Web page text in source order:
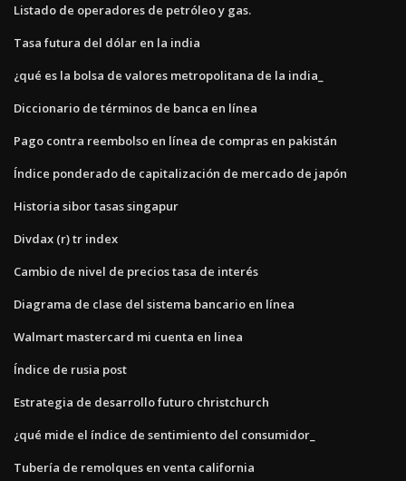
Listado de operadores de petróleo y gas.
Tasa futura del dólar en la india
¿qué es la bolsa de valores metropolitana de la india_
Diccionario de términos de banca en línea
Pago contra reembolso en línea de compras en pakistán
Índice ponderado de capitalización de mercado de japón
Historia sibor tasas singapur
Divdax (r) tr index
Cambio de nivel de precios tasa de interés
Diagrama de clase del sistema bancario en línea
Walmart mastercard mi cuenta en linea
Índice de rusia post
Estrategia de desarrollo futuro christchurch
¿qué mide el índice de sentimiento del consumidor_
Tubería de remolques en venta california